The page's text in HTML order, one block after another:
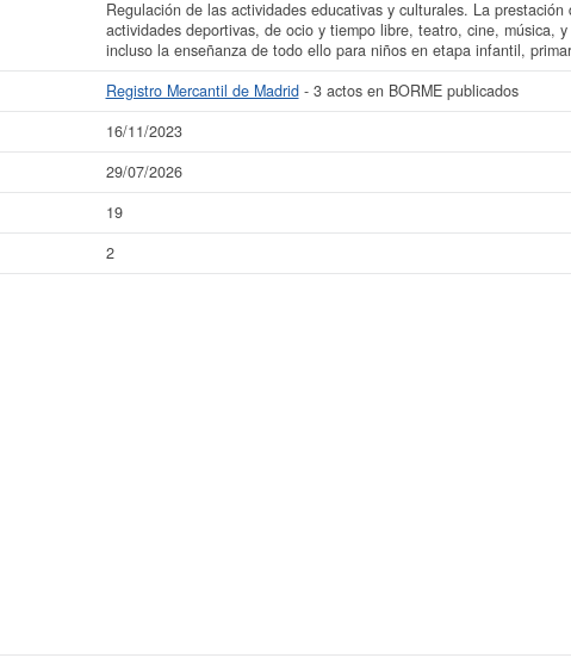
Regulación de las actividades educativas y culturales. La
actividades deportivas, de ocio y tiempo libre, teatro, cine, música,
incluso la enseñanza de todo ello para niños en etapa infantil,
Registro Mercantil de Madrid- 3 actos en BORME publicados
16/11/2023
29/07/2026
19
2